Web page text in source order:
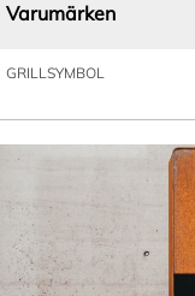
Varumärken
GRILLSYMBOL